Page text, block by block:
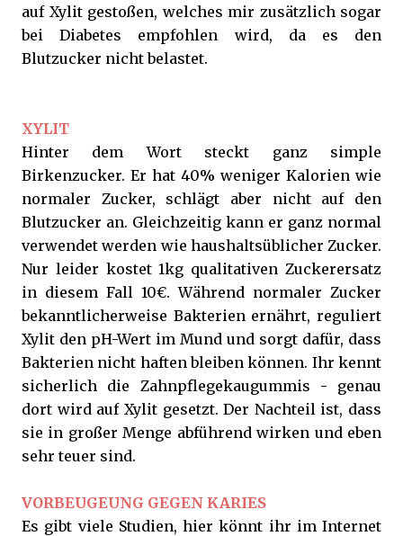
auf Xylit gestoßen, welches mir zusätzlich sogar
bei Diabetes empfohlen wird, da es den
Blutzucker nicht belastet.
XYLIT
Hinter dem Wort steckt ganz simple
Birkenzucker. Er hat 40% weniger Kalorien wie
normaler Zucker, schlägt aber nicht auf den
Blutzucker an. Gleichzeitig kann er ganz normal
verwendet werden wie haushaltsüblicher Zucker.
Nur leider kostet 1kg qualitativen Zuckerersatz
in diesem Fall 10€. Während normaler Zucker
bekanntlicherweise Bakterien ernährt, reguliert
Xylit den pH-Wert im Mund und sorgt dafür, dass
Bakterien nicht haften bleiben können. Ihr kennt
sicherlich die Zahnpflegekaugummis - genau
dort wird auf Xylit gesetzt. Der Nachteil ist, dass
sie in großer Menge abführend wirken und eben
sehr teuer sind.
VORBEUGEUNG GEGEN KARIES
Es gibt viele Studien, hier könnt ihr im Internet